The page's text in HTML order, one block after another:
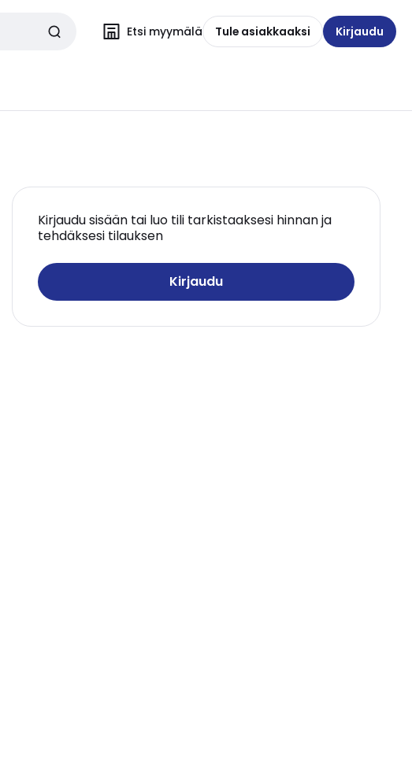
Etsi myymälä Tule asiakkaaksi Kirjaudu
Kirjaudu sisään tai luo tili tarkistaaksesi hinnan ja
tehdäksesi tilauksen
Kirjaudu